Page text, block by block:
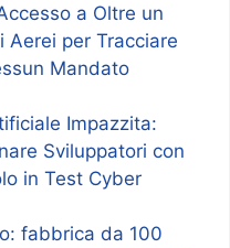
a Oltre un
Aerei per Tracciare
Mandato
Impazzita:
Sviluppatori con
in Test Cyber
fabbrica da 100